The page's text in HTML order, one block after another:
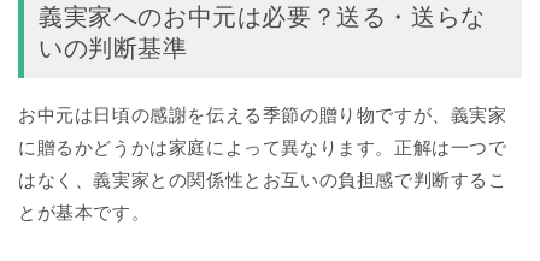
義実家へのお中元は必要？送る・送らな
いの判断基準
お中元は日頃の感謝を伝える季節の贈り物ですが、義実家
に贈るかどうかは家庭によって異なります。正解は一つで
はなく、義実家との関係性とお互いの負担感で判断するこ
とが基本です。